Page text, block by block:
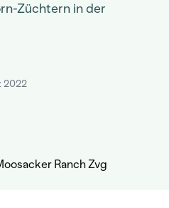
Züchtern in der
2022